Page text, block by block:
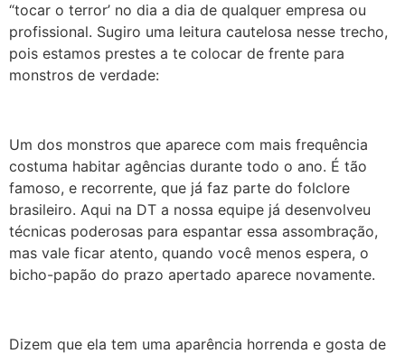
“tocar o terror’ no dia a dia de qualquer empresa ou
profissional. Sugiro uma leitura cautelosa nesse trecho,
pois estamos prestes a te colocar de frente para
monstros de verdade:
Um dos monstros que aparece com mais frequência
costuma habitar agências durante todo o ano. É tão
famoso, e recorrente, que já faz parte do folclore
brasileiro. Aqui na DT a nossa equipe já desenvolveu
técnicas poderosas para espantar essa assombração,
mas vale ficar atento, quando você menos espera, o
bicho-papão do prazo apertado aparece novamente.
Dizem que ela tem uma aparência horrenda e gosta de